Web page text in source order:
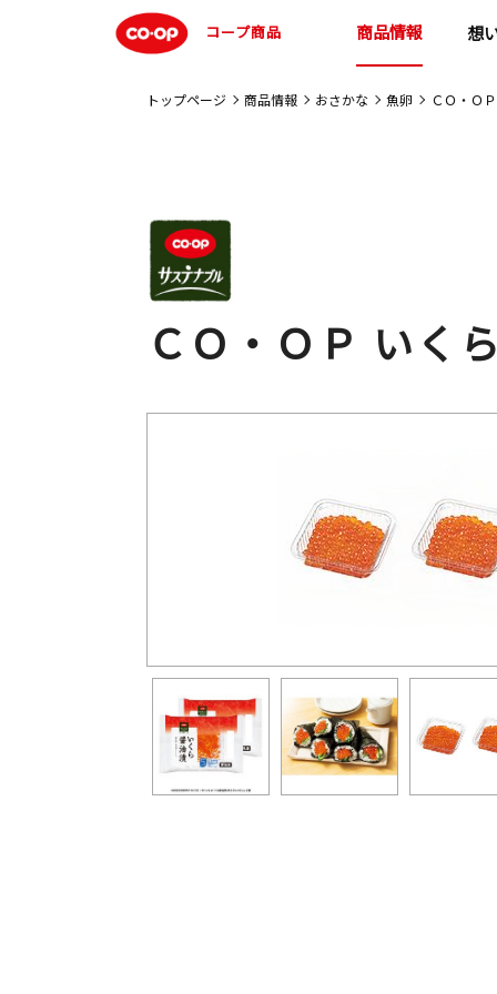
コープ商品 商品情報 想
トップページ 商品情報 おさかな 魚卵 ＣＯ・Ｏ
ＣＯ・ＯＰ いく